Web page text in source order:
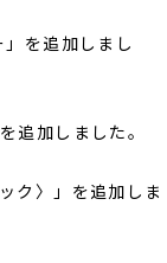
を追加しまし
加しました。
ク〉」を追加しま